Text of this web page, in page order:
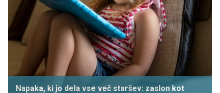
Napaka, ki jo dela vse več staršev: zaslon kot